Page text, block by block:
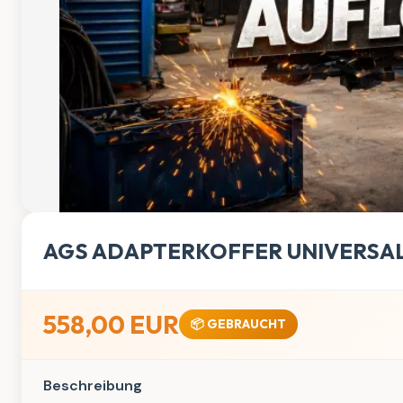
AGS ADAPTERKOFFER
558,00 EUR 📦 GEBRAUCHT
Beschreibung